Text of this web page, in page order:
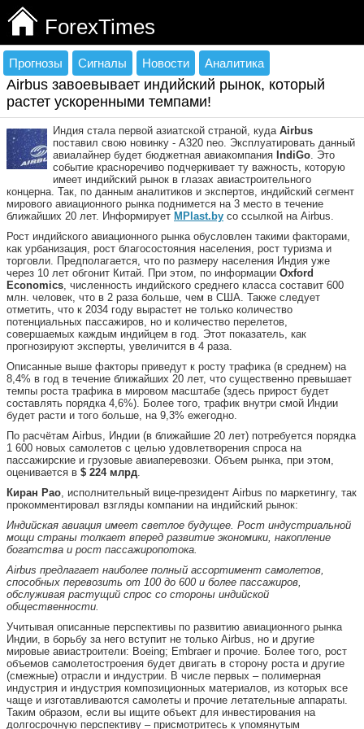
ForexTimes
Прогнозы Сигналы Новости Аналитика
Airbus завоевывает индийский рынок, который
растет ускоренными темпами!
Индия стала первой азиатской страной, куда Airbus
поставил свою новинку - A320 neo. Эксплуатировать данный
авиалайнер будет бюджетная авиакомпания IndiGo. Это
событие красноречиво подчеркивает ту важность, которую
имеет индийский рынок в глазах авиастроительного
концерна. Так, по данным аналитиков и экспертов, индийский сегмент
мирового авиационного рынка поднимется на 3 место в течение
ближайших 20 лет. Информирует MPlast. by со ссылкой на Airbus.
Рост индийского авиационного рынка обусловлен такими факторами,
как урбанизация, рост благосостояния населения, рост туризма и
торговли. Предполагается, что по размеру населения Индия уже
через 10 лет обгонит Китай. При этом, по информации Oxford
Economics, численность индийского среднего класса составит 600
млн. человек, что в 2 раза больше, чем в США. Также следует
отметить, что к 2034 году вырастет не только количество
потенциальных пассажиров, но и количество перелетов,
совершаемых каждым индийцем в год. Этот показатель, как
прогнозируют эксперты, увеличится в 4 раза.
Описанные выше факторы приведут к росту трафика (в среднем) на
8,4% в год в течение ближайших 20 лет, что существенно превышает
темпы роста трафика в мировом масштабе (здесь прирост будет
составлять порядка 4,6%). Более того, трафик внутри смой Индии
будет расти и того больше, на 9,3% ежегодно.
По расчётам Airbus, Индии (в ближайшие 20 лет) потребуется порядка
1 600 новых самолетов с целью удовлетворения спроса на
пассажирские и грузовые авиаперевозки. Объем рынка, при этом,
оценивается в $ 224 млрд.
Киран Рао, исполнительный вице-президент Airbus по маркетингу, так
прокомментировал взгляды компании на индийский рынок:
Индийская авиация имеет светлое будущее. Рост индустриальной
мощи страны толкает вперед развитие экономики, накопление
богатства и рост пассажиропотока.
Airbus предлагает наиболее полный ассортимент самолетов,
способных перевозить от 100 до 600 и более пассажиров,
обслуживая растущий спрос со стороны индийской
общественности.
Учитывая описанные перспективы по развитию авиационного рынка
Индии, в борьбу за него вступит не только Airbus, но и другие
мировые авиастроители: Boeing; Embraer и прочие. Более того, рост
объемов самолетостроения будет двигать в сторону роста и другие
(смежные) отрасли и индустрии. В числе первых – полимерная
индустрия и индустрия композиционных материалов, из которых все
чаще и изготавливаются самолеты и прочие летательные аппараты.
Таким образом, если вы ищите объект для инвестирования на
долгосрочную перспективу – присмотритесь к упомянутым